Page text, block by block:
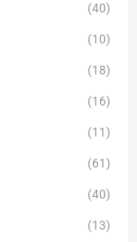
(40)
(10)
(18)
(16)
(11)
(61)
(40)
(13)